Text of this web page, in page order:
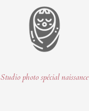
Studio photo spécial naissance